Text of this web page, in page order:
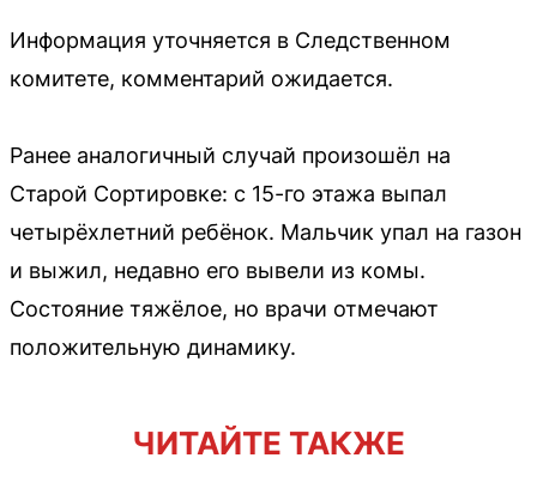
Информация уточняется в Следственном
комитете, комментарий ожидается.
Ранее аналогичный случай произошёл на
Старой Сортировке: с 15-го этажа выпал
четырёхлетний ребёнок. Мальчик упал на газон
и выжил, недавно его вывели из комы.
Состояние тяжёлое, но врачи отмечают
положительную динамику.
ЧИТАЙТЕ ТАКЖЕ